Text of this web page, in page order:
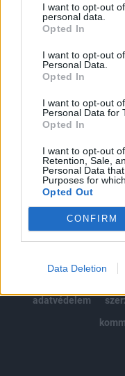
I want to opt-out
personal data.
Opted In
I want to opt-out
Personal Data.
Opted In
I want to opt-out
Personal Data for
Opted In
I want to opt-out
Retention, Sale,
Personal Data
Purposes for
Opted Out
CONFIRM
Data Deletion
Az előfizetés a
Portfolio.hu
kötéslistái
MÁR
adatvédelem